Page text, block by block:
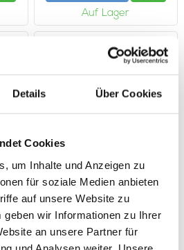
Details Über Cookies
Cookies
um Inhalte und Anzeigen zu
für soziale Medien anbieten
auf unsere Website zu
geben wir Informationen zu Ihrer
an unsere Partner für
und Analysen weiter. Unsere
Auf Lager
DIY-Rohrreiniger
Reinigungswelle G35
347,00